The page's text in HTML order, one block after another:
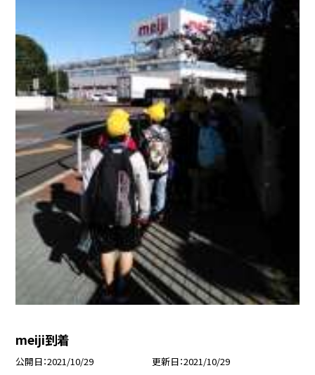
meiji到着
公開日 2021/10/29 更新日 2021/10/29